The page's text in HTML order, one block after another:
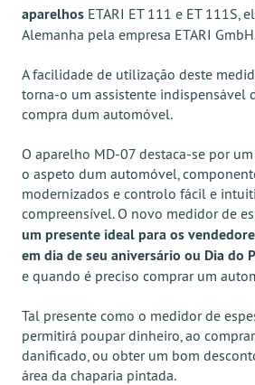
aparelhos ETARI ET 111 e ET 111S,
Alemanha pela empresa ETARI
A facilidade de utilização deste
torna-o um assistente indispensável
compra dum automóvel.
O aparelho MD-07 destaca-se por
o aspeto dum automóvel,
modernizados e controlo fácil e
compreensível. O novo medidor de
um presente ideal para os
em dia de seu aniversário ou Dia do
e quando é preciso comprar um
Tal presente como o medidor de
permitirá poupar dinheiro, ao
danificado, ou obter um bom
área da chaparia pintada.